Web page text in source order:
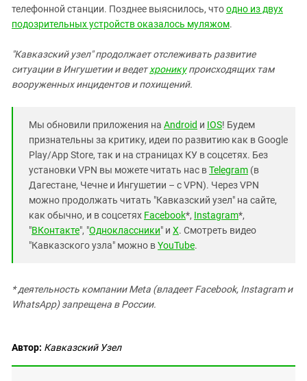
телефонной станции. Позднее выяснилось, чтоодно из двух
подозрительных устройств оказалось муляжом.
"Кавказский узел" продолжает отслеживать развитие
ситуации в Ингушетии и ведетхроникупроисходящих там
вооруженных инцидентов и похищений.
Мы обновили приложения на Android и IOS! Будем
признательны за критику, идеи по развитию как в Google
Play/App Store, так и на страницах КУ в соцсетях. Без
установки VPN вы можете читать нас вTelegram (в
Дагестане, Чечне и Ингушетии – с VPN). Через VPN
можно продолжать читать "Кавказский узел" на сайте,
как обычно, и в соцсетях Facebook*, Instagram*,
"ВКонтакте", "Одноклассники" и X. Смотреть видео
"Кавказского узла" можно вYouTube.
* деятельность компании Meta (владеет Facebook, Instagram и
WhatsApp) запрещена в России.
Автор: Кавказский Узел